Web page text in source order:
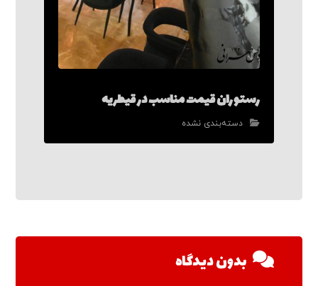
رستوران قیمت مناسب در قیطریه
دسته‌بندی نشده
بدون دیدگاه